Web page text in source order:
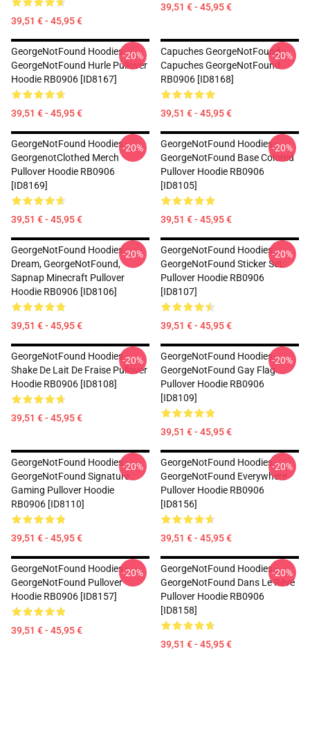
39,51 € - 45,95 €
39,51 € - 45,95 €
GeorgeNotFound Hoodies -
GeorgeNotFound Hurle Pullover
Hoodie RB0906 [ID8167]
39,51 € - 45,95 €
-20%
Capuches GeorgeNotFound -
Capuches GeorgeNotFound
RB0906 [ID8168]
39,51 € - 45,95 €
-20%
GeorgeNotFound Hoodies -
GeorgenotClothed Merch
Pullover Hoodie RB0906
[ID8169]
39,51 € - 45,95 €
-20%
GeorgeNotFound Hoodies -
GeorgeNotFound Base Colored
Pullover Hoodie RB0906
[ID8105]
39,51 € - 45,95 €
-20%
GeorgeNotFound Hoodies -
Dream, GeorgeNotFound,
Sapnap Minecraft Pullover
Hoodie RB0906 [ID8106]
39,51 € - 45,95 €
-20%
GeorgeNotFound Hoodies -
GeorgeNotFound Sticker Set
Pullover Hoodie RB0906
[ID8107]
39,51 € - 45,95 €
-20%
GeorgeNotFound Hoodies -
Shake De Lait De Fraise Pullover
Hoodie RB0906 [ID8108]
39,51 € - 45,95 €
-20%
GeorgeNotFound Hoodies -
GeorgeNotFound Gay Flag
Pullover Hoodie RB0906
[ID8109]
39,51 € - 45,95 €
-20%
GeorgeNotFound Hoodies -
GeorgeNotFound Signature
Gaming Pullover Hoodie
RB0906 [ID8110]
39,51 € - 45,95 €
-20%
GeorgeNotFound Hoodies -
GeorgeNotFound Everywhere
Pullover Hoodie RB0906
[ID8156]
39,51 € - 45,95 €
-20%
GeorgeNotFound Hoodies -
GeorgeNotFound Pullover
Hoodie RB0906 [ID8157]
39,51 € - 45,95 €
-20%
GeorgeNotFound Hoodies -
GeorgeNotFound Dans Le Rêve
Pullover Hoodie RB0906
[ID8158]
39,51 € - 45,95 €
-20%